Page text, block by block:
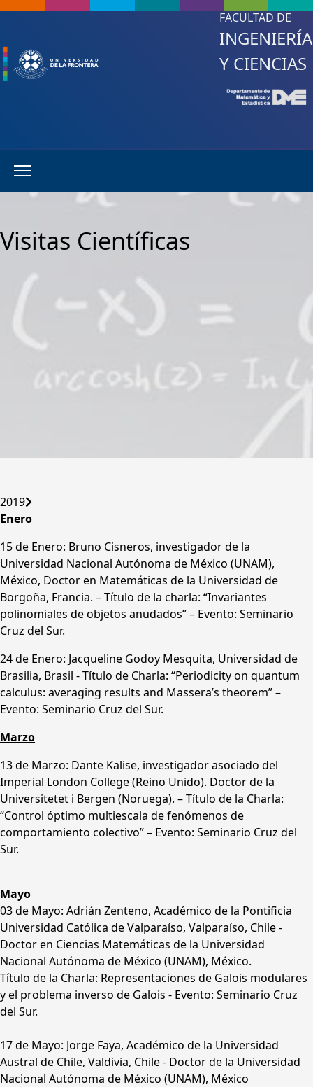
FACULTAD DE
INGENIERÍA
Y CIENCIAS
Visitas Científicas
2019
Enero
15 de Enero: Bruno Cisneros, investigador de la
Universidad Nacional Autónoma de México (UNAM),
México, Doctor en Matemáticas de la Universidad de
Borgoña, Francia. – Título de la charla: “Invariantes
polinomiales de objetos anudados” – Evento: Seminario
Cruz del Sur.
24 de Enero: Jacqueline Godoy Mesquita, Universidad de
Brasilia, Brasil - Título de Charla: “Periodicity on quantum
calculus: averaging results and Massera’s theorem” –
Evento: Seminario Cruz del Sur.
Marzo
13 de Marzo: Dante Kalise, investigador asociado del
Imperial London College (Reino Unido). Doctor de la
Universitetet i Bergen (Noruega). – Título de la Charla:
“Control óptimo multiescala de fenómenos de
comportamiento colectivo” – Evento: Seminario Cruz del
Sur.
Mayo
03 de Mayo: Adrián Zenteno, Académico de la Pontificia
Universidad Católica de Valparaíso, Valparaíso, Chile -
Doctor en Ciencias Matemáticas de la Universidad
Nacional Autónoma de México (UNAM), México.
Título de la Charla: Representaciones de Galois modulares
y el problema inverso de Galois - Evento: Seminario Cruz
del Sur.
17 de Mayo: Jorge Faya, Académico de la Universidad
Austral de Chile, Valdivia, Chile - Doctor de la Universidad
Nacional Autónoma de México (UNAM), México